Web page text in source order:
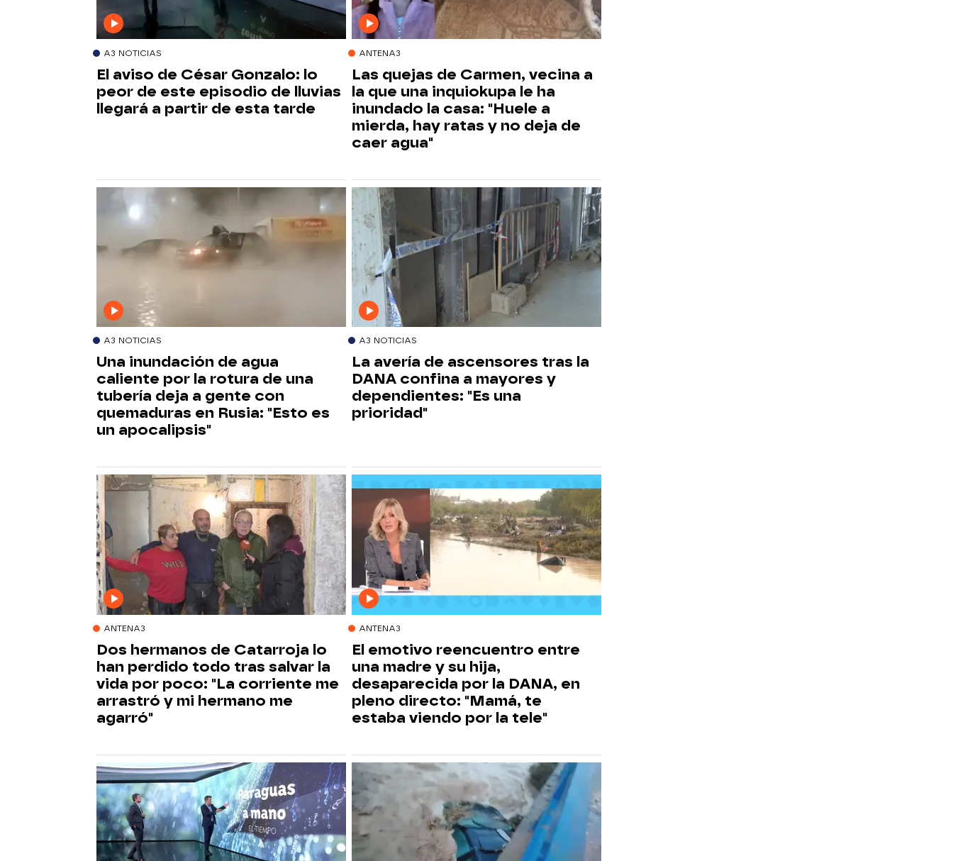
A3 NOTICIAS
El aviso de César Gonzalo: lo
peor de este episodio de lluvias
llegará a partir de esta tarde
ANTENA3
Las quejas de Carmen, vecina a
la que una inquiokupa le ha
inundado la casa: "Huele a
mierda, hay ratas y no deja de
caer agua"
A3 NOTICIAS
Una inundación de agua
caliente por la rotura de una
tubería deja a gente con
quemaduras en Rusia: "Esto es
un apocalipsis"
A3 NOTICIAS
La avería de ascensores tras la
DANA confina a mayores y
dependientes: "Es una
prioridad"
ANTENA3
Dos hermanos de Catarroja lo
han perdido todo tras salvar la
vida por poco: "La corriente me
arrastró y mi hermano me
agarró"
ANTENA3
El emotivo reencuentro entre
una madre y su hija,
desaparecida por la DANA, en
pleno directo: "Mamá, te
estaba viendo por la tele"